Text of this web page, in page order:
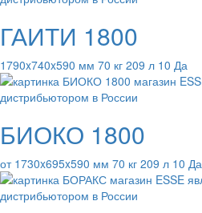
ГАИТИ 1800
1790x740x590 мм 70 кг 209 л 10 Да
БИОКО 1800
от 1730x695x590 мм 70 кг 209 л 10 Да